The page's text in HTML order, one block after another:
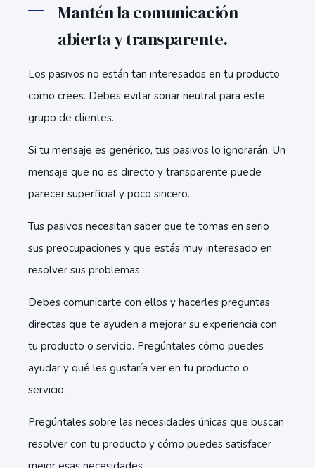
Mantén la comunicación
abierta y transparente.
Los pasivos no están tan interesados en tu producto
como crees. Debes evitar sonar neutral para este
grupo de clientes.
Si tu mensaje es genérico, tus pasivos lo ignorarán. Un
mensaje que no es directo y transparente puede
parecer superficial y poco sincero.
Tus pasivos necesitan saber que te tomas en serio
sus preocupaciones y que estás muy interesado en
resolver sus problemas.
Debes comunicarte con ellos y hacerles preguntas
directas que te ayuden a mejorar su experiencia con
tu producto o servicio. Pregúntales cómo puedes
ayudar y qué les gustaría ver en tu producto o
servicio.
Pregúntales sobre las necesidades únicas que buscan
resolver con tu producto y cómo puedes satisfacer